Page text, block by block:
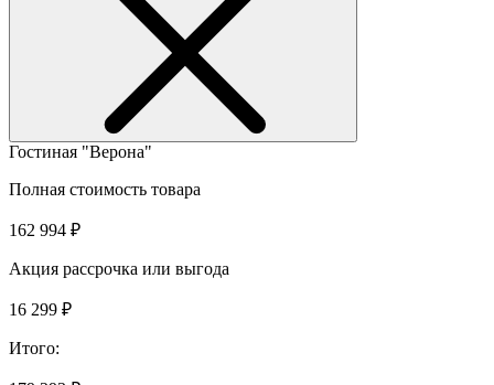
Гостиная "Верона"
Полная стоимость товара
162 994 ₽
Акция рассрочка или выгода
16 299 ₽
Итого: